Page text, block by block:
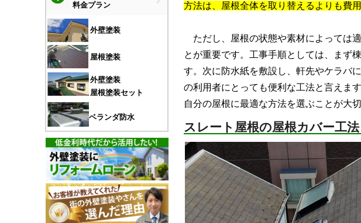
料金プラン
外壁塗装
屋根塗装
外壁塗装
屋根塗装セット
ベランダ防水
方法は、屋根全体を取り替えるよりも費
ただし、屋根の状態や素材によっては
とが重要です。工事手順としては、まず
す。次に防水紙を敷設し、軒先やケラバ
の利用者にとっても便利な工法と言えま
自分の屋根に最適な方法を選ぶことが大切
スレート屋根の屋根カバー工法